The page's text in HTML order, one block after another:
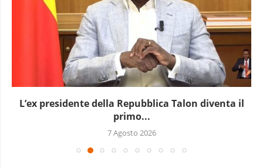
L’ex presidente della Repubblica Talon diventa il
primo...
7 Agosto 2026